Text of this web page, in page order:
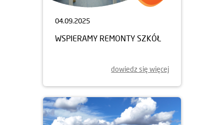
04.09.2025
WSPIERAMY REMONTY SZKÓŁ
dowiedz się więcej